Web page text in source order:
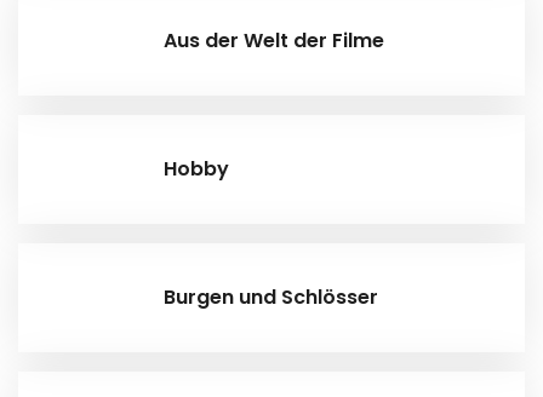
Aus der Welt der Filme
Hobby
Burgen und Schlösser